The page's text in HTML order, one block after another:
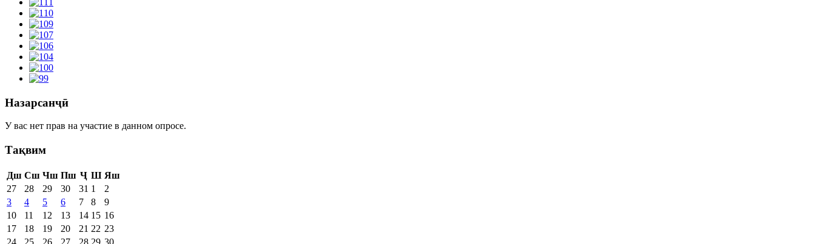
Назарсанҷӣ
У вас нет прав на участие в данном опросе.
Тақвим
Дш Сш Чш Пш Ҷ Ш Яш
27
28 29 30 31 1
2
3
4 5 6 7 8
9
10
11 12 13 14 15 16
17
18 19 20 21 22 23
24
25 26 27 28 29 30